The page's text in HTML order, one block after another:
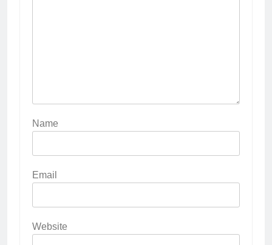
Name
Email
Website